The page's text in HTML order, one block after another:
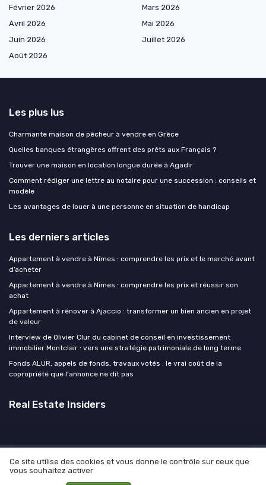
Février 2026
Mars 2026
Avril 2026
Mai 2026
Juin 2026
Juillet 2026
Août 2026
Les plus lus
Charmante maison de pêcheur à vendre en Grèce
Quelles banques étrangères offrent des prêts aux Français ?
Trouver une maison en location longue durée à Agadir
Comment rédiger une lettre au notaire pour une succession : conseils et
modèle
Les avantages de louer à une personne en situation de handicap
Les derniers articles
Appartement à vendre à Nîmes : comprendre les prix et le marché avant
d’acheter
Appartement à vendre à Nîmes : comprendre les prix et réussir son
achat
Appartement à rénover à Ajaccio : transformer un bien ancien en projet
de valeur
Interview de Olivier Clur du cabinet de conseil en investissement
immobilier Montclair : vers une stratégie patrimoniale de long terme
Fonds ALUR, appels de fonds, travaux votés : le vrai coût de la
copropriété que l'annonce ne dit pas
Real Estate Insiders
Mentions légales Politique de confidentialité
Devis
Ce site utilise des cookies et vous donne le contrôle sur ceux que
vous souhaitez activer